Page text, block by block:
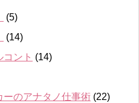
(5)
(14)
ント (14)
ーのアナタノ仕事術 (22)